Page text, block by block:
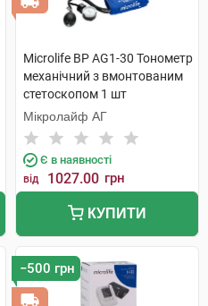
Microlife BP AG1-30 Тонометр
механічний з вмонтованим
стетоскопом 1 шт
Мікролайф AГ
Є в наявності
від 1027.00 грн
КУПИТИ
−500 грн